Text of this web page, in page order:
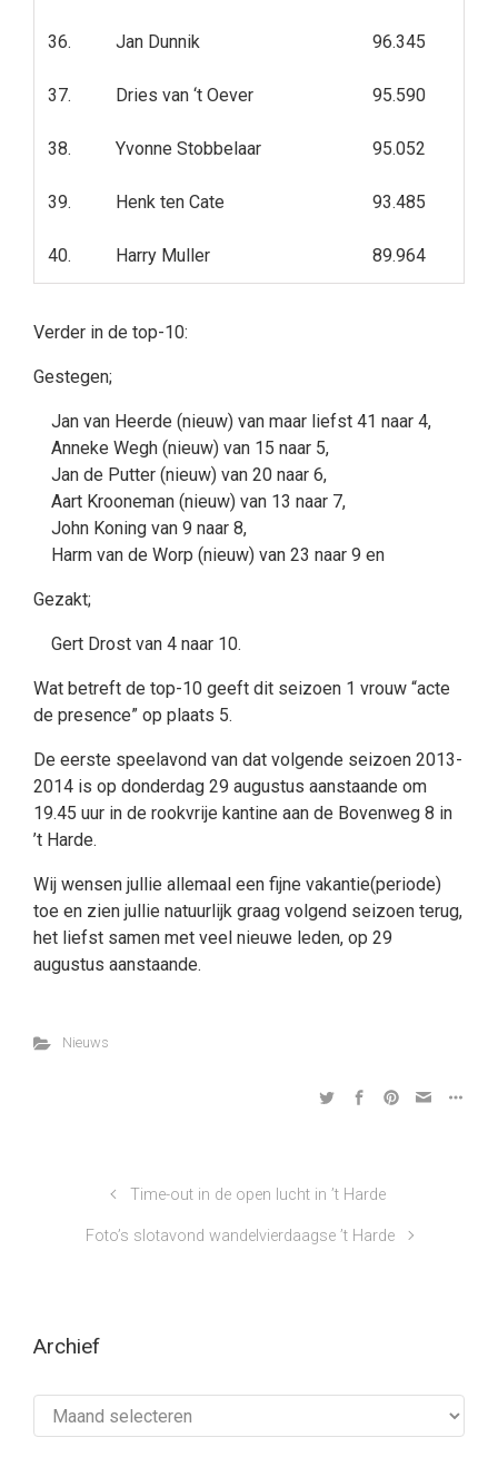
36. Jan Dunnik 96.345
37. Dries van ‘t Oever 95.590
38. Yvonne Stobbelaar 95.052
39. Henk ten Cate 93.485
40. Harry Muller 89.964
Verder in de top-10:
Gestegen;
Jan van Heerde (nieuw) van maar liefst 41 naar 4,
Anneke Wegh (nieuw) van 15 naar 5,
Jan de Putter (nieuw) van 20 naar 6,
Aart Krooneman (nieuw) van 13 naar 7,
John Koning van 9 naar 8,
Harm van de Worp (nieuw) van 23 naar 9 en
Gezakt;
Gert Drost van 4 naar 10.
Wat betreft de top-10 geeft dit seizoen 1 vrouw “acte
de presence” op plaats 5.
De eerste speelavond van dat volgende seizoen 2013-
2014 is op donderdag 29 augustus aanstaande om
19.45 uur in de rookvrije kantine aan de Bovenweg 8 in
’t Harde.
Wij wensen jullie allemaal een fijne vakantie(periode)
toe en zien jullie natuurlijk graag volgend seizoen terug,
het liefst samen met veel nieuwe leden, op 29
augustus aanstaande.
Nieuws
Time-out in de open lucht in ’t Harde
Foto’s slotavond wandelvierdaagse ’t Harde
Archief